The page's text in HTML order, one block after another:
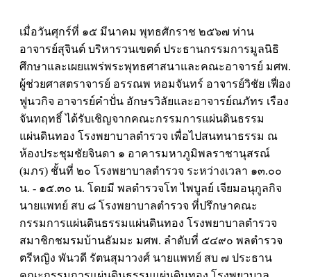
เมื่อวันศุกร์ที่ ๑๕ มีนาคม พุทธศักราช ๒๕๖๗ ท่าน
อาจารย์สุจินต์ บริหารวนเขตต์ ประธานกรรมการมูลนิธิ
ศึกษาและเผยแพร่พระพุทธศาสนาและคณะอาจารย์ มศพ.
ผู้ช่วยศาสตราจารย์ อรรณพ หอมจันทร์ อาจารย์วิชัย เฟื่อง
ฟูนวกิจ อาจารย์คำปั่น อักษรวิลัยและอาจารย์ณภัทร เรือง
จันทฤทธิ์ ได้รับเชิญจากคณะกรรมการแผ่นดินธรรม
แผ่นดินทอง โรงพยาบาลตำรวจ เพื่อไปสนทนาธรรม ณ
ห้องประชุมชัยจินดา ๑ อาคารมหาภูมิพลราชานุสรณ์
(มภร) ชั้นที่ ๒๐ โรงพยาบาลตำรวจ ระหว่างเวลา ๑๓.๐๐
น. - ๑๕.๓๐ น. โดยมี พลตำรวจโท ไพบูลย์ เจียมอนุกูลกิจ
นายแพทย์ สบ ๘ โรงพยาบาลตำรวจ ที่ปรึกษาคณะ
กรรมการแผ่นดินธรรมแผ่นดินทอง โรงพยาบาลตำรวจ
สมาชิกชมรมบ้านธัมมะ มศพ. ลำดับที่ ๕๔๙๐ พลตำรวจ
ตรีหญิง พันวดี รัตนสุมาวงศ์ นายแพทย์ สบ ๗ ประธาน